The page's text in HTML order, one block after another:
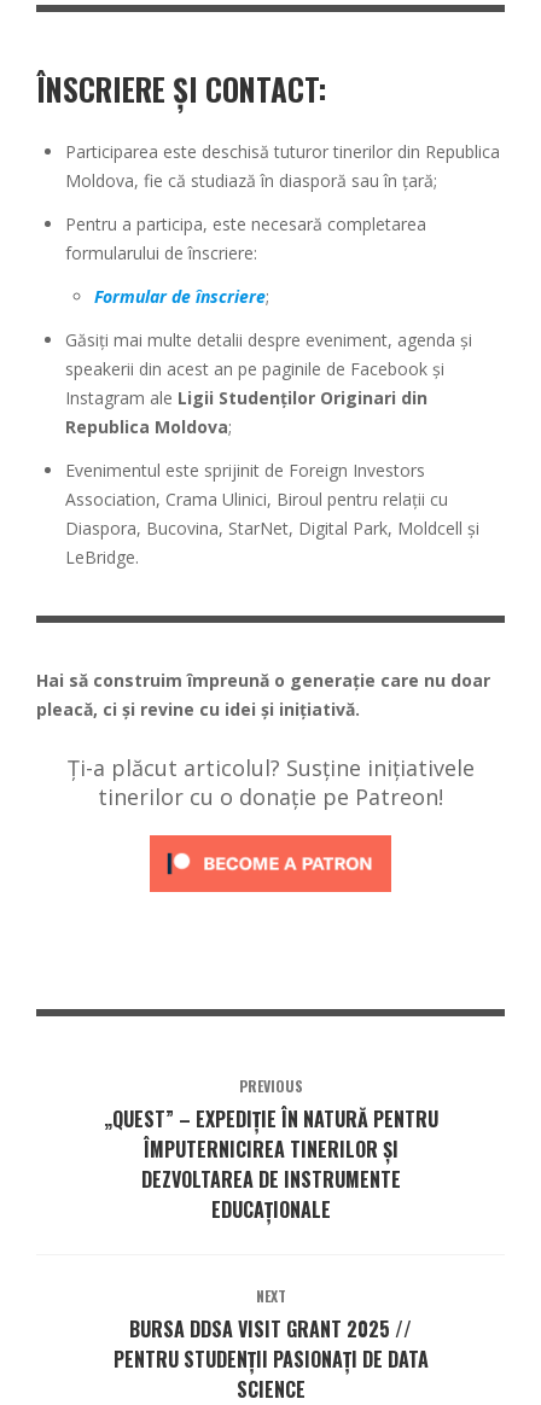
ÎNSCRIERE ȘI CONTACT:
Participarea este deschisă tuturor tinerilor din Republica
Moldova, fie că studiază în diasporă sau în țară;
Pentru a participa, este necesară completarea
formularului de înscriere:
Formular de înscriere;
Găsiți mai multe detalii despre eveniment, agenda și
speakerii din acest an pe paginile de Facebook și
Instagram ale Ligii Studenților Originari din
Republica Moldova;
Evenimentul este sprijinit de Foreign Investors
Association, Crama Ulinici, Biroul pentru relații cu
Diaspora, Bucovina, StarNet, Digital Park, Moldcell și
LeBridge.
Hai să construim împreună o generație care nu doar
pleacă, ci și revine cu idei și inițiativă.
Ți-a plăcut articolul? Susține inițiativele
tinerilor cu o donație pe Patreon!
PREVIOUS
„QUEST” – EXPEDIȚIE ÎN NATURĂ PENTRU
ÎMPUTERNICIREA TINERILOR ȘI
DEZVOLTAREA DE INSTRUMENTE
EDUCAȚIONALE
NEXT
BURSA DDSA VISIT GRANT 2025 //
PENTRU STUDENȚII PASIONAȚI DE DATA
SCIENCE